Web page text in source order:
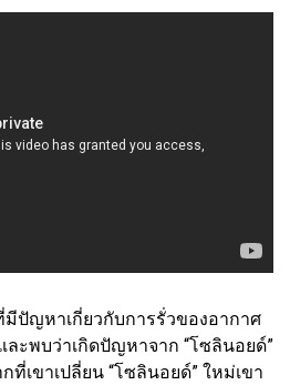
ปัญหาเกี่ยวกับการรั่วของอากาศ
ละพบว่าเกิดปัญหาจาก “โซลินอยด์”
ที่เขาเปลี่ยน “โซลินอยด์” ใหม่เขา